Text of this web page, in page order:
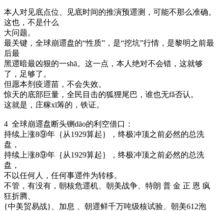
本人对见底点位、见底时间的推演预遝测，可能不那么准确。
这也，不是什么
大问题。
最关键，全球崩遝盘的“性质”，是“挖坑”行情，是黎明之前最
后最
黑遝暗最凶狠的一shā。这一点，本人绝对不会错，这就够
了，足够了。
但愿本剂疫遝苗，不会失效。
惊天的底部巨量，全民目击的狐狸尾巴，谁也无fǎ否认。
这就是，庄稼xī筹的，铁证。
4 全球崩遝盘断头铡dāo的利空借口：
持续上涨8⑨年｛从1929算起｝，终极冲顶之前必然的总洗
盘，
持续上涨8⑨年｛从1929算起｝，终极冲顶之前必然的总洗
盘，
不以任何人，任何事遝件为转移。
不管，有没有，朝核危遝机、朝美战争、特朗 普 金 正 恩 疯
狂折腾、
{中美贸易战}、加息 、朝遝鲜千万吨级核试验、朝美612泡